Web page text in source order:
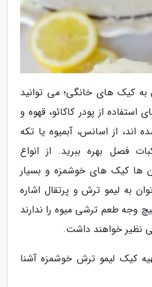
کیک های خانگی؛ می توانید
از پودر کاکائو، قهوه و
اند، از اسانس، آبمیوه یا تکه
فصل بهره ببرید. از انواع
ها کیک های خوشمزه و بسیار
به لیمو ترش و پرتقال اشاره
وجه طعم ترشی میوه را ندارند
نظیر خواهند داشت.
کیک لیمو ترش خوشمزه آشنا